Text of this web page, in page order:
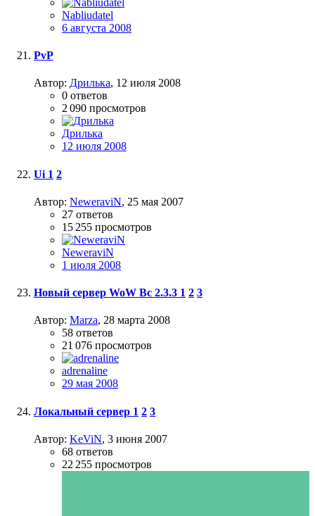
Nabliudatel
6 августа 2008
PvP
Автор: Дрилька, 12 июля 2008
0 ответов
2 090 просмотров
Дрилька
12 июля 2008
Ui 1 2
Автор: NeweraviN, 25 мая 2007
27 ответов
15 255 просмотров
NeweraviN
1 июля 2008
Новый сервер WoW Bc 2.3.3 1 2 3
Автор: Marza, 28 марта 2008
58 ответов
21 076 просмотров
adrenaline
29 мая 2008
Локальный сервер 1 2 3
Автор: KeViN, 3 июня 2007
68 ответов
22 255 просмотров